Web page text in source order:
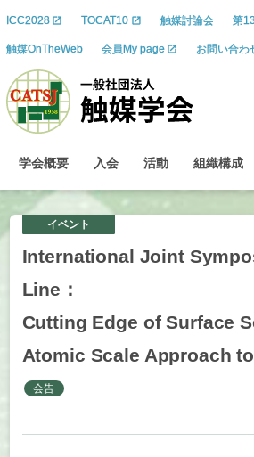
ICC2028 TOCAT10 触媒討論会 第
触媒OnTheWeb 会員My page お問い合わ
学会概要 入会 活動 組織構成
イベント
International Joint
Line：
Cutting Edge of Surface
Atomic Scale Approach
会告